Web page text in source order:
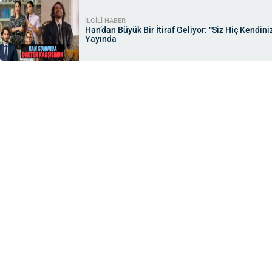
İLGİLİ HABER
Han’dan Büyük Bir İtiraf Geliyor: “Siz Hiç
Yayında